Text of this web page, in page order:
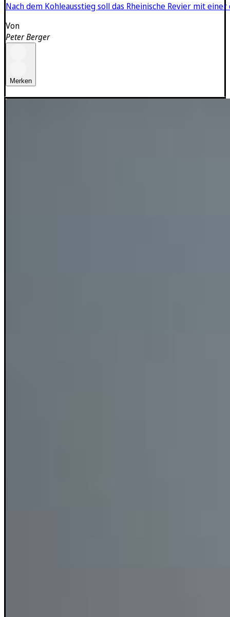
Nach dem Kohleausstieg soll das Rheinische Revier mit
Von
Peter Berger
Merken